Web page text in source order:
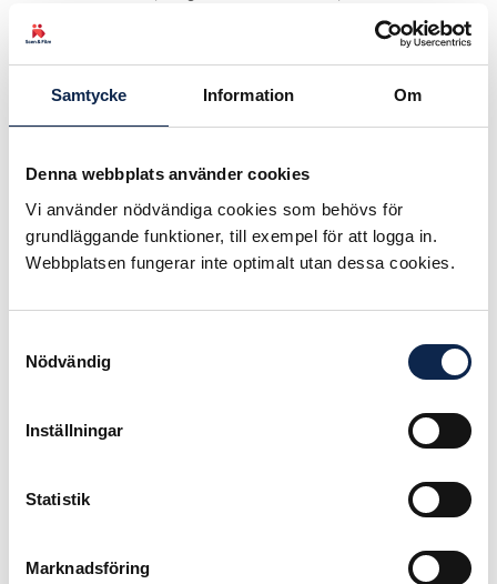
Samtycke Information Om
Denna webbplats använder cookies
Vi använder nödvändiga cookies som behövs för
grundläggande funktioner, till exempel för att logga in.
Webbplatsen fungerar inte optimalt utan dessa cookies.
Nödvändig
Inställningar
Statistik
Marknadsföring
– Detta är en bra början, men
ytterligare satsningar måste till,
både ekonomiska och på att
anpassa socialförsäkringssystemen
utifrån våra medlemmars behov,
säger Anna Carlson.
ska gå till stipendier och
av Teaterförbundets medlemmar
större möjligheter att verka, vilket